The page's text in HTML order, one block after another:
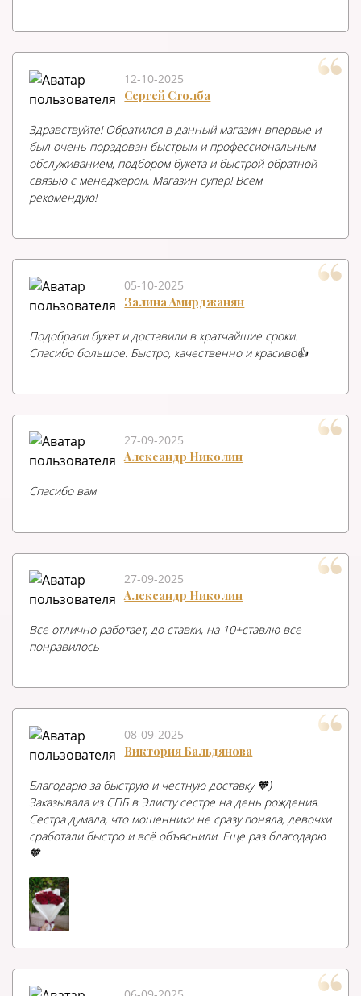
12-10-2025
Сергей Столба
Здравствуйте! Обратился в данный магазин впервые и
был очень порадован быстрым и профессиональным
обслуживанием, подбором букета и быстрой обратной
связью с менеджером. Магазин супер! Всем
рекомендую!
05-10-2025
Залина Амирджанян
Подобрали букет и доставили в кратчайшие сроки.
Спасибо большое. Быстро, качественно и красиво👍
27-09-2025
Александр Николин
Спасибо вам
27-09-2025
Александр Николин
Все отлично работает, до ставки, на 10+ставлю все
понравилось
08-09-2025
Виктория Бальдянова
Благодарю за быструю и честную доставку 🧡)
Заказывала из СПБ в Элисту сестре на день рождения.
Сестра думала, что мошенники не сразу поняла, девочки
сработали быстро и всё объяснили. Еще раз благодарю
🧡